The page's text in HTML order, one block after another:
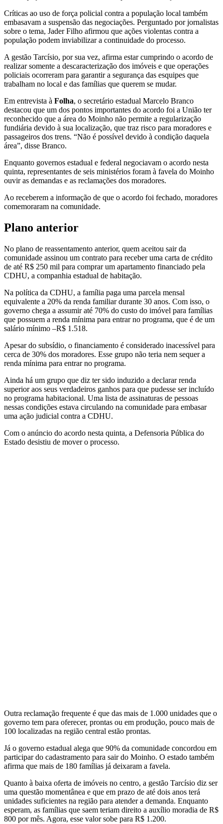
Críticas ao uso de força policial contra a população local também
embasavam a suspensão das negociações. Perguntado por jornalistas
sobre o tema, Jader Filho afirmou que ações violentas contra a
população podem inviabilizar a continuidade do processo.
A gestão Tarcísio, por sua vez, afirma estar cumprindo o acordo de
realizar somente a descaracterização dos imóveis e que operações
policiais ocorreram para garantir a segurança das esquipes que
trabalham no local e das famílias que querem se mudar.
Em entrevista à Folha, o secretário estadual Marcelo Branco
destacou que um dos pontos importantes do acordo foi a União ter
reconhecido que a área do Moinho não permite a regularização
fundiária devido à sua localização, que traz risco para moradores e
passageiros dos trens. “Não é possível devido à condição daquela
área”, disse Branco.
Enquanto governos estadual e federal negociavam o acordo nesta
quinta, representantes de seis ministérios foram à favela do Moinho
ouvir as demandas e as reclamações dos moradores.
Ao receberem a informação de que o acordo foi fechado, moradores
comemoraram na comunidade.
Plano anterior
No plano de reassentamento anterior, quem aceitou sair da
comunidade assinou um contrato para receber uma carta de crédito
de até R$ 250 mil para comprar um apartamento financiado pela
CDHU, a companhia estadual de habitação.
Na política da CDHU, a família paga uma parcela mensal
equivalente a 20% da renda familiar durante 30 anos. Com isso, o
governo chega a assumir até 70% do custo do imóvel para famílias
que possuem a renda mínima para entrar no programa, que é de um
salário mínimo –R$ 1.518.
Apesar do subsídio, o financiamento é considerado inacessível para
cerca de 30% dos moradores. Esse grupo não teria nem sequer a
renda mínima para entrar no programa.
Ainda há um grupo que diz ter sido induzido a declarar renda
superior aos seus verdadeiros ganhos para que pudesse ser incluído
no programa habitacional. Uma lista de assinaturas de pessoas
nessas condições estava circulando na comunidade para embasar
uma ação judicial contra a CDHU.
Com o anúncio do acordo nesta quinta, a Defensoria Pública do
Estado desistiu de mover o processo.
Outra reclamação frequente é que das mais de 1.000 unidades que o
governo tem para oferecer, prontas ou em produção, pouco mais de
100 localizadas na região central estão prontas.
Já o governo estadual alega que 90% da comunidade concordou em
participar do cadastramento para sair do Moinho. O estado também
afirma que mais de 180 famílias já deixaram a favela.
Quanto à baixa oferta de imóveis no centro, a gestão Tarcísio diz ser
uma questão momentânea e que em prazo de até dois anos terá
unidades suficientes na região para atender a demanda. Enquanto
esperam, as famílias que saem teriam direito a auxílio moradia de R$
800 por mês. Agora, esse valor sobe para R$ 1.200.